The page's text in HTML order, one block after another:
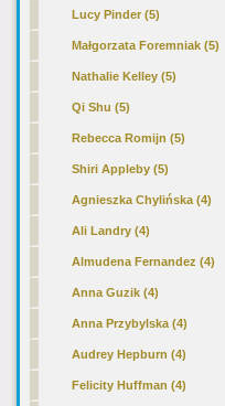
Lucy Pinder (5)
Małgorzata Foremniak (5)
Nathalie Kelley (5)
Qi Shu (5)
Rebecca Romijn (5)
Shiri Appleby (5)
Agnieszka Chylińska (4)
Ali Landry (4)
Almudena Fernandez (4)
Anna Guzik (4)
Anna Przybylska (4)
Audrey Hepburn (4)
Felicity Huffman (4)